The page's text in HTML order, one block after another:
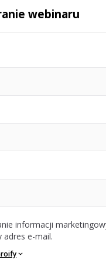
webinaru
informacji
adres e-mail.